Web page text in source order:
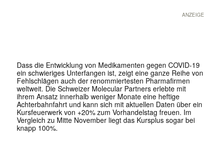
ANZEIGE
Dass die Entwicklung von Medikamenten gegen COVID-19
ein schwieriges Unterfangen ist, zeigt eine ganze Reihe von
Fehlschlägen auch der renommiertesten Pharmafirmen
weltweit. Die Schweizer Molecular Partners erlebte mit
ihrem Ansatz innerhalb weniger Monate eine heftige
Achterbahnfahrt und kann sich mit aktuellen Daten über ein
Kursfeuerwerk von +20% zum Vorhandelstag freuen. Im
Vergleich zu Mitte November liegt das Kursplus sogar bei
knapp 100%.